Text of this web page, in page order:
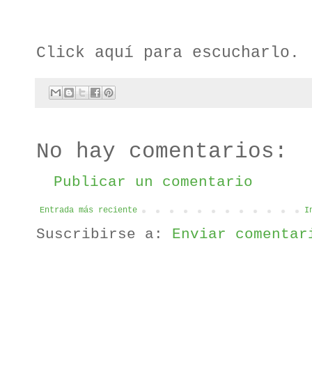
Click aquí para escucharlo.
No hay comentarios:
Publicar un comentario
Entrada más reciente
Suscribirse a: Enviar